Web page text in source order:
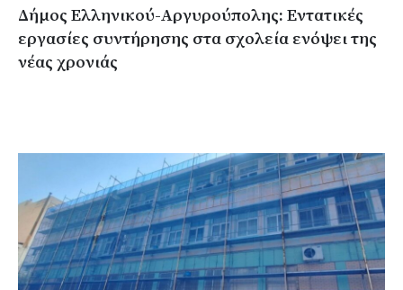
Δήμος Ελληνικού-Αργυρούπολης: Εντατικές
εργασίες συντήρησης στα σχολεία ενόψει της
νέας χρονιάς